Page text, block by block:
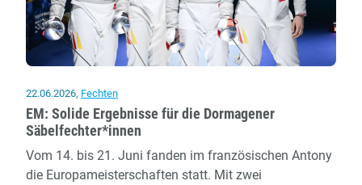
22.06.2026, Fechten
EM: Solide Ergebnisse für die Dormagener
Säbelfechter*innen
Vom 14. bis 21. Juni fanden im französischen Antony
die Europameisterschaften statt. Mit zwei